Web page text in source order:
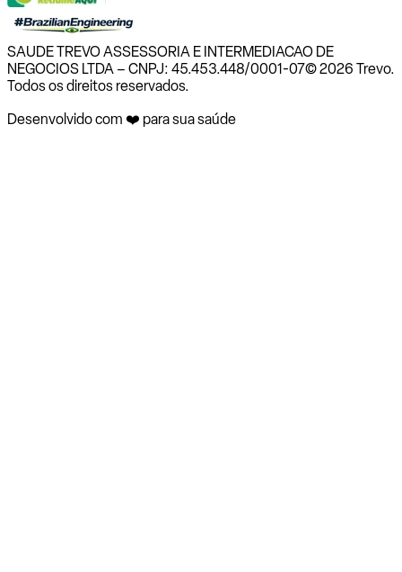
SAUDE TREVO ASSESSORIA E INTERMEDIACAO DE
NEGOCIOS LTDA – CNPJ: 45.453.448/0001-07© 2026 Trevo.
Todos os direitos reservados.
Desenvolvido com ❤️ para sua saúde